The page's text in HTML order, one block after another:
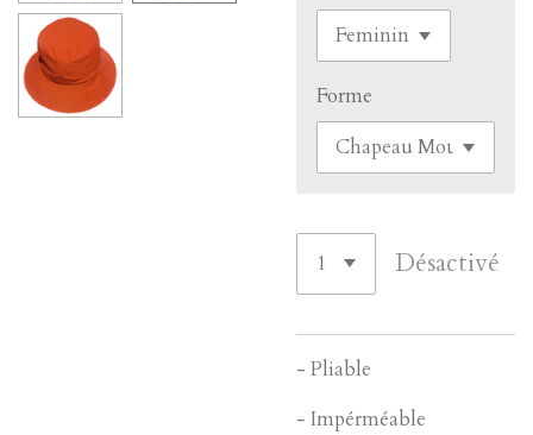
Forme
Désactivé
- Pliable
- Impérméable